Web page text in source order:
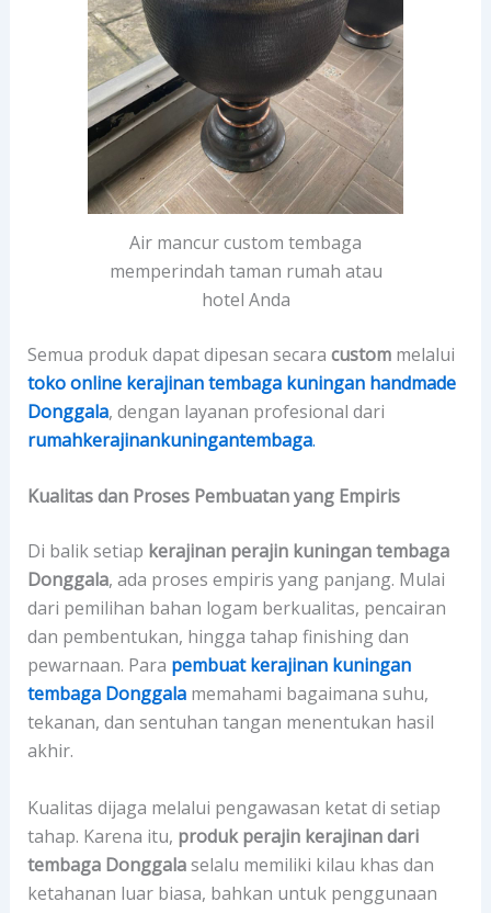
Air mancur custom tembaga
memperindah taman rumah atau
hotel Anda
Semua produk dapat dipesan secara custommelalui
toko online kerajinan tembaga kuningan handmade
Donggala, dengan layanan profesional dari
rumahkerajinankuningantembaga.
Kualitas dan Proses Pembuatan yang Empiris
Di balik setiap kerajinan perajin kuningan tembaga
Donggala, ada proses empiris yang panjang. Mulai
dari pemilihan bahan logam berkualitas, pencairan
dan pembentukan, hingga tahap finishing dan
pewarnaan. Para pembuat kerajinan kuningan
tembaga Donggalamemahami bagaimana suhu,
tekanan, dan sentuhan tangan menentukan hasil
akhir.
Kualitas dijaga melalui pengawasan ketat di setiap
tahap. Karena itu, produk perajin kerajinan dari
tembaga Donggalaselalu memiliki kilau khas dan
ketahanan luar biasa, bahkan untuk penggunaan